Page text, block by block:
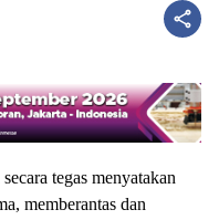
tegas menyatakan
memberantas dan